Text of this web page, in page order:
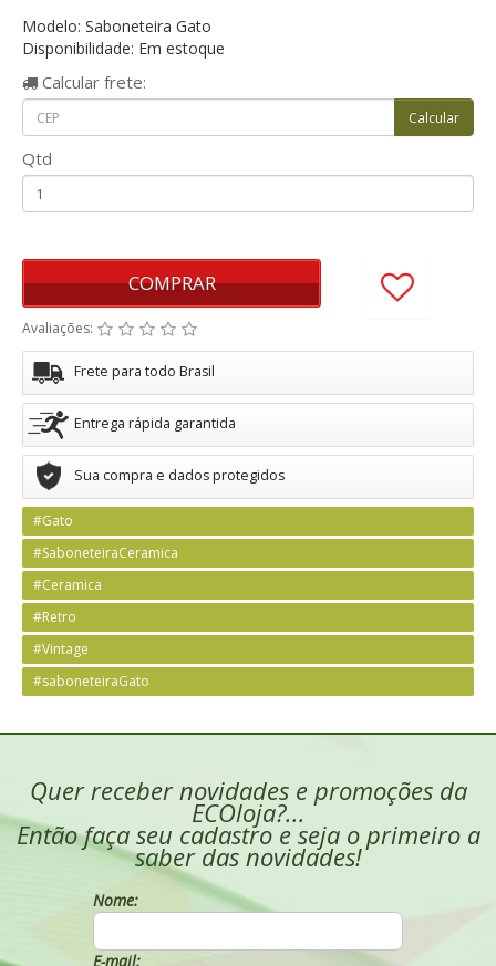
Modelo: Saboneteira Gato
Disponibilidade: Em estoque
Calcular frete:
Qtd
COMPRAR
Avaliações:
Frete para todo Brasil
Entrega rápida garantida
Sua compra e dados protegidos
#Gato
#SaboneteiraCeramica
#Ceramica
#Retro
#Vintage
#saboneteiraGato
Quer receber novidades e promoções da
ECOloja?...
Então faça seu cadastro e seja o primeiro a
saber das novidades!
Nome:
E-mail: